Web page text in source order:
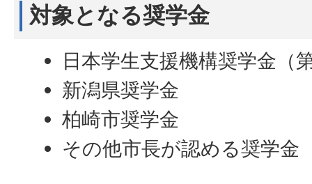
対象となる奨学金
日本学生支援機構奨学金（
新潟県奨学金
柏崎市奨学金
その他市長が認める奨学金